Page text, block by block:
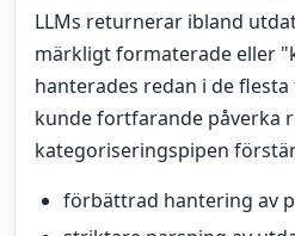
LLMs returnerar ibland
märkligt formaterade eller
hanterades redan i de
kunde fortfarande påverka
kategoriseringspipen
förbättrad hantering av